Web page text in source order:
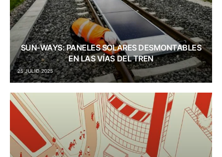
SUN-WAYS: PANELES SOLARES DESMONTABLES
EN LAS VÍAS DEL TREN
25 JULIO 2025